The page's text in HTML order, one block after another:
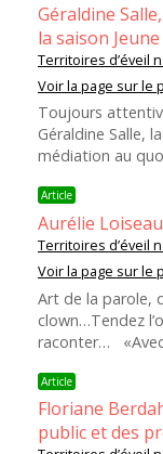
Géraldine
la saison
Territoires d’éveil
Voir la page sur le
Toujours
Géraldine Salle,
médiation au
Article
Aurélie
Territoires d’éveil
Voir la page sur le
Art de la parole,
clown…Tendez
raconter…
Article
Floriane
public et des